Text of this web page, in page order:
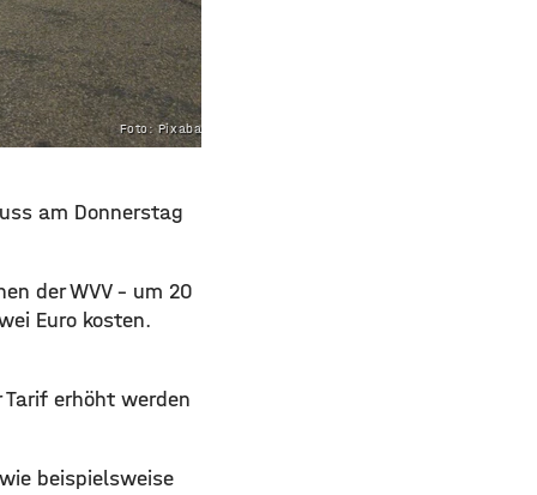
Foto: Pixabay.com
am Donnerstag
der WVV – um 20
Euro kosten.
erhöht werden
beispielsweise